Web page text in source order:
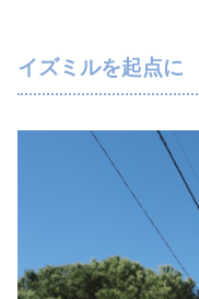
イズミルを起点に